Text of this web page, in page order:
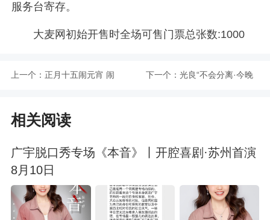
服务台寄存。
大麦网初始开售时全场可售门票总张数:1000
上一个： 正月十五闹元宵 闹 下一个： 光良“不会分离·今晚
相关阅读
广宇脱口秀专场《本音》丨开腔喜剧·苏州首演
8月10日